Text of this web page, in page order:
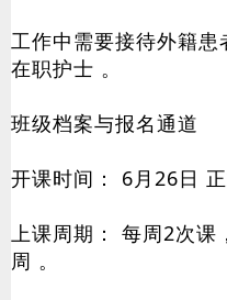
工作中需要接待外籍
在职护士 。
班级档案与报名通道
开课时间： 6月26日 正
上课周期： 每周2次
周 。